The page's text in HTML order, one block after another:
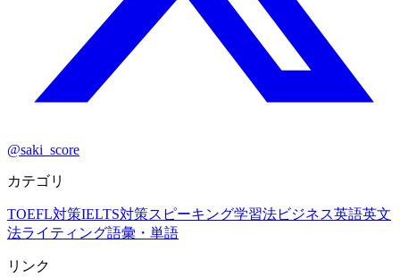
@saki_score
カテゴリ
TOEFL対策IELTS対策スピーキング学習法ビジネス英語英文
法ライティング語彙・単語
リンク